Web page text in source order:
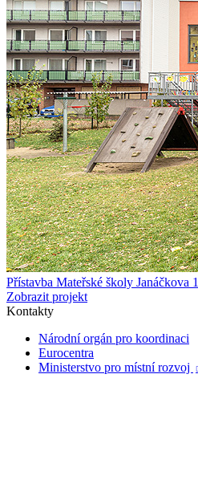
Přístavba Mateřské školy Janáčkova
Zobrazit projekt
Kontakty
Národní orgán pro koordinaci
Eurocentra
Ministerstvo pro místní rozvoj
